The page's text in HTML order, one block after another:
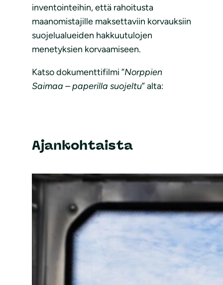
inventointeihin, että rahoitusta
maanomistajille maksettaviin korvauksiin
suojelualueiden hakkuutulojen
menetyksien korvaamiseen.
Katso dokumenttifilmi ”Norppien
Saimaa – paperilla suojeltu” alta:
Ajankohtaista